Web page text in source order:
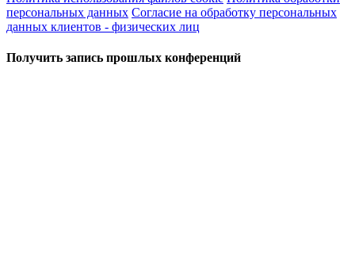
персональных данных Согласие на обработку персональных
данных клиентов - физических лиц
Получить запись прошлых конференций